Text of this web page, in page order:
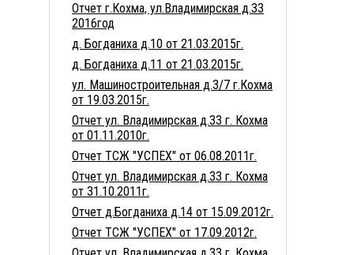
Отчет г.Кохма, ул.Владимирская д.33
2016год
д. Богданиха д.10 от 21.03.2015г.
д. Богданиха д.11 от 21.03.2015г.
ул. Машиностроительная д.3/7 г.Кохма
от 19.03.2015г.
Отчет ул. Владимирская д.33 г. Кохма
от 01.11.2010г.
Отчет ТСЖ "УСПЕХ" от 06.08.2011г.
Отчет ул. Владимирская д.33 г. Кохма
от 31.10.2011г.
Отчет д.Богданиха д.14 от 15.09.2012г.
Отчет ТСЖ "УСПЕХ" от 17.09.2012г.